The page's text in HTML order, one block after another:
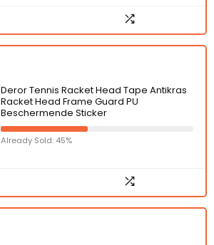
Deror Tennis Racket Head Tape Antikras
Racket Head Frame Guard PU
Beschermende Sticker
Already Sold: 45%